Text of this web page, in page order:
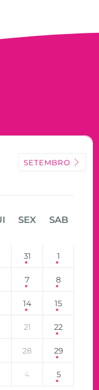
SETEMBRO
SEX SAB
31 1
7 8
14 15
21 22
28 29
4 5